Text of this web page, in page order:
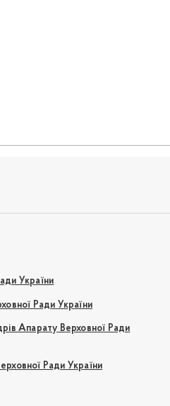
України
Ради України
Апарату Верховної Ради
Ради України